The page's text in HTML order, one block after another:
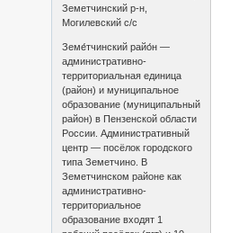
Земетчинский р-н,
Могилевский с/с
Земе́тчинский райо́н —
административно-
территориальная единица
(район) и муниципальное
образование (муниципальный
район) в Пензенской области
России. Административный
центр — посёлок городского
типа Земетчино. В
Земетчинском районе как
административно-
территориальное
образование входят 1